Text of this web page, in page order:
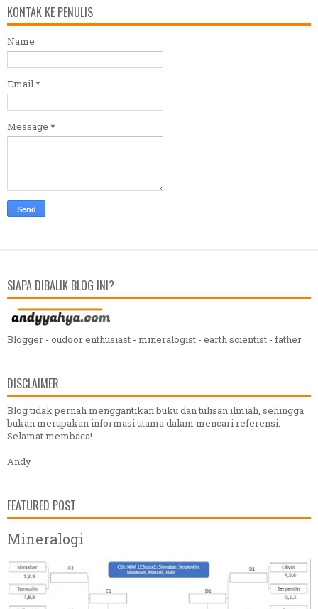
KONTAK KE PENULIS
Name
Email *
Message *
SIAPA DIBALIK BLOG INI?
Blogger - oudoor enthusiast - mineralogist - earth scientist - father
DISCLAIMER
Blog tidak pernah menggantikan buku dan tulisan ilmiah, sehingga
bukan merupakan informasi utama dalam mencari referensi.
Selamat membaca!
Andy
FEATURED POST
Mineralogi